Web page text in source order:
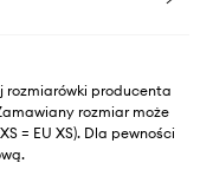
rozmiarówki producenta
rozmiar może
= EU XS). Dla pewności